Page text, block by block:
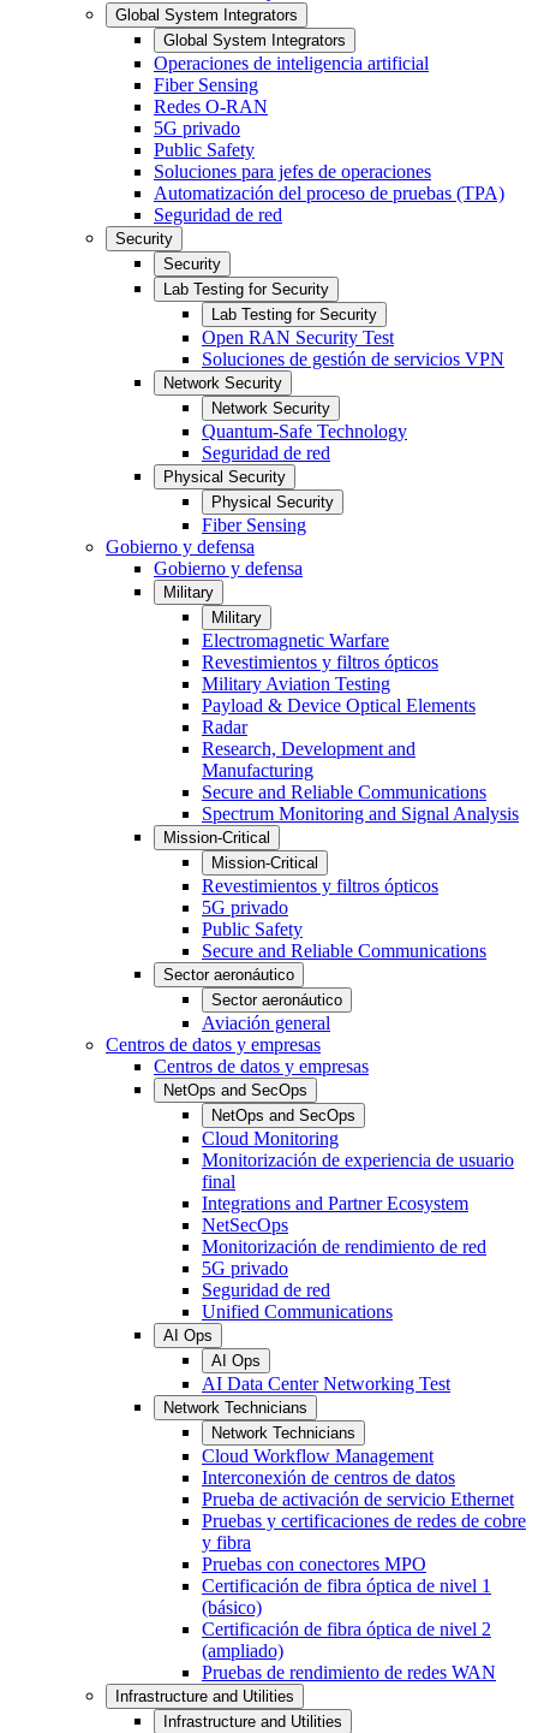
Global System Integrators
Global System Integrators
Operaciones de inteligencia artificial
Fiber Sensing
Redes O-RAN
5G privado
Public Safety
Soluciones para jefes de operaciones
Automatización del proceso de pruebas (TPA)
Seguridad de red
Security
Security
Lab Testing for Security
Lab Testing for Security
Open RAN Security Test
Soluciones de gestión de servicios VPN
Network Security
Network Security
Quantum-Safe Technology
Seguridad de red
Physical Security
Physical Security
Fiber Sensing
Gobierno y defensa
Gobierno y defensa
Military
Military
Electromagnetic Warfare
Revestimientos y filtros ópticos
Military Aviation Testing
Payload & Device Optical Elements
Radar
Research, Development and
Manufacturing
Secure and Reliable Communications
Spectrum Monitoring and Signal Analysis
Mission-Critical
Mission-Critical
Revestimientos y filtros ópticos
5G privado
Public Safety
Secure and Reliable Communications
Sector aeronáutico
Sector aeronáutico
Aviación general
Centros de datos y empresas
Centros de datos y empresas
NetOps and SecOps
NetOps and SecOps
Cloud Monitoring
Monitorización de experiencia de usuario
final
Integrations and Partner Ecosystem
NetSecOps
Monitorización de rendimiento de red
5G privado
Seguridad de red
Unified Communications
AI Ops
AI Ops
AI Data Center Networking Test
Network Technicians
Network Technicians
Cloud Workflow Management
Interconexión de centros de datos
Prueba de activación de servicio Ethernet
Pruebas y certificaciones de redes de cobre
y fibra
Pruebas con conectores MPO
Certificación de fibra óptica de nivel 1
(básico)
Certificación de fibra óptica de nivel 2
(ampliado)
Pruebas de rendimiento de redes WAN
Infrastructure and Utilities
Infrastructure and Utilities